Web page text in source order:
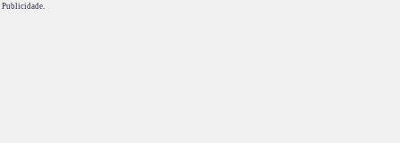
Publicidade.